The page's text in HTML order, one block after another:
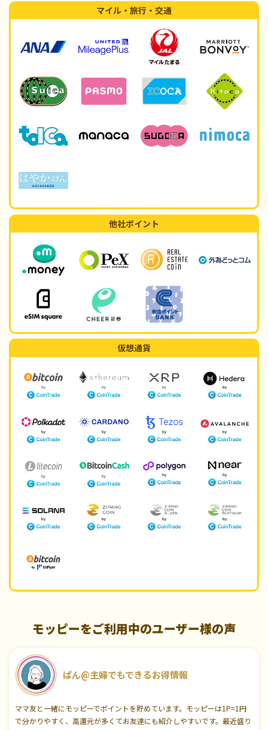
マイル・旅行・交通
他社ポイント
仮想通貨
モッピーをご利用中のユーザー様の声
ぱん@主婦でもできるお得情報
ママ友と一緒にモッピーでポイントを貯めています。モッピーは1P=1円
で分かりやすく、高還元が多くてお友達にも紹介しやすいです。最近盛り